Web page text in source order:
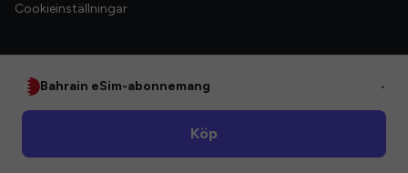
Cookieinställningar
Bahrain eSim-abonnemang •
Köp